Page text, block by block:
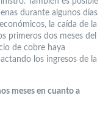
durante algunos días
la caída de la
primeros dos meses del
de cobre haya
los ingresos de la
meses en cuanto a